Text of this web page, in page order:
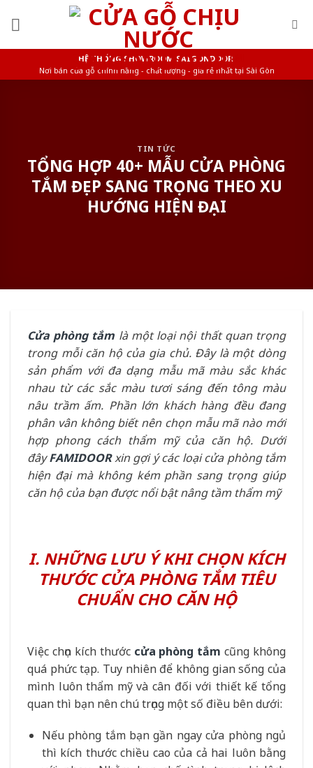
HỆ THỐNG SHOWROOM SAIGONDOOR
Nơi bán cửa gỗ chính hãng - chất lượng - giá rẻ nhất tại Sài Gòn
TIN TỨC
TỔNG HỢP 40+ MẪU CỬA PHÒNG
TẮM ĐẸP SANG TRỌNG THEO XU
HƯỚNG HIỆN ĐẠI
Cửa phòng tắm là một loại nội thất quan trọng
trong mỗi căn hộ của gia chủ. Đây là một dòng
sản phẩm với đa dạng mẫu mã màu sắc khác
nhau từ các sắc màu tươi sáng đến tông màu
nâu trầm ấm. Phần lớn khách hàng đều đang
phân vân không biết nên chọn mẫu mã nào mới
hợp phong cách thẩm mỹ của căn hộ. Dưới
đâyFAMIDOORxin gợi ý các loại cửa phòng tắm
hiện đại mà không kém phần sang trọng giúp
căn hộ của bạn được nổi bật nâng tầm thẩm mỹ
I. NHỮNG LƯU Ý KHI CHỌN KÍCH
THƯỚC CỬA PHÒNG TẮM TIÊU
CHUẨN CHO CĂN HỘ
Việc chọn kích thướccửa phòng tắm cũng không
quá phức tạp. Tuy nhiên để không gian sống của
mình luôn thẩm mỹ và cân đối với thiết kế tổng
quan thì bạn nên chú trọng một số điều bên dưới:
Nếu phòng tắm bạn gần ngay cửa phòng ngủ
thì kích thước chiều cao của cả hai luôn bằng